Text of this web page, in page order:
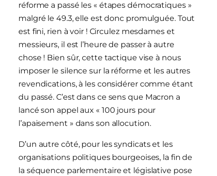
réforme a passé les « étapes démocratiques »
malgré le 49.3, elle est donc promulguée. Tout
est fini, rien à voir ! Circulez mesdames et
messieurs, il est l’heure de passer à autre
chose ! Bien sûr, cette tactique vise à nous
imposer le silence sur la réforme et les autres
revendications, à les considérer comme étant
du passé. C’est dans ce sens que Macron a
lancé son appel aux « 100 jours pour
l’apaisement » dans son allocution.
D’un autre côté, pour les syndicats et les
organisations politiques bourgeoises, la fin de
la séquence parlementaire et législative pose